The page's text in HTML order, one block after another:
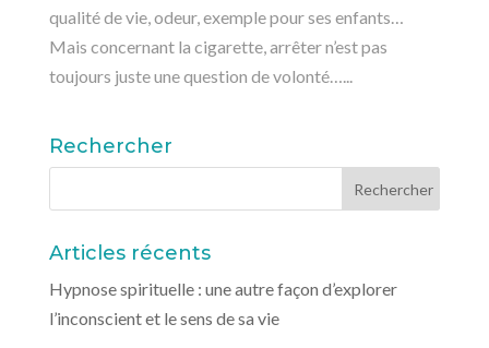
qualité de vie, odeur, exemple pour ses enfants…
Mais concernant la cigarette, arrêter n’est pas
toujours juste une question de volonté…...
Rechercher
Articles récents
Hypnose spirituelle : une autre façon d’explorer
l’inconscient et le sens de sa vie